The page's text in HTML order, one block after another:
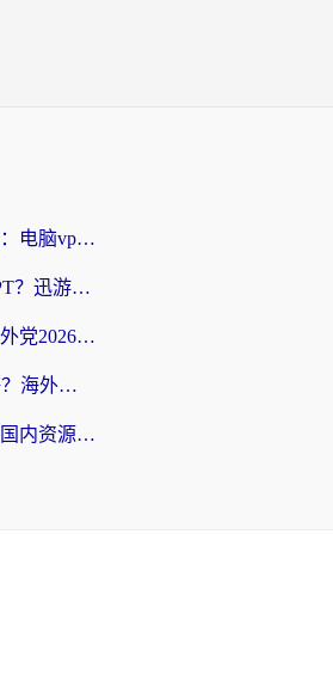
海外党刷国内资源指南：电脑vpn免费版真的能用吗？选对加速器才是关键
海外玩国内手游卡成PPT？迅游和奇游手游哪个好？附真实VPN评测及番茄加速器体验
迅游和穿梭哪个好？海外党2026亲测对比+免费vs付费选择指南，附番茄加速器实测体验
穿梭和腾讯VPN哪个好？海外党亲测3款热门回国加速器，附避坑指南
海外党必看！无缝访问国内资源指南：从vpn官网下载到加速器选择（附番茄实测）